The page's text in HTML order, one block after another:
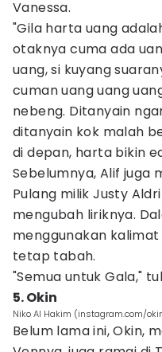
Vanessa.
"Gila harta uang
otaknya cuma ada
uang, si kuyang
cuman uang uang
nebeng. Ditanyain
ditanyain kok malah
di depan, harta bikin
Sebelumnya, Alif juga
Pulang milik Justy
mengubah liriknya.
menggunakan kalimat
tetap tabah.
"Semua untuk Gala,"
5. Okin
Niko Al Hakim (instagram.com/
Belum lama ini, Okin,